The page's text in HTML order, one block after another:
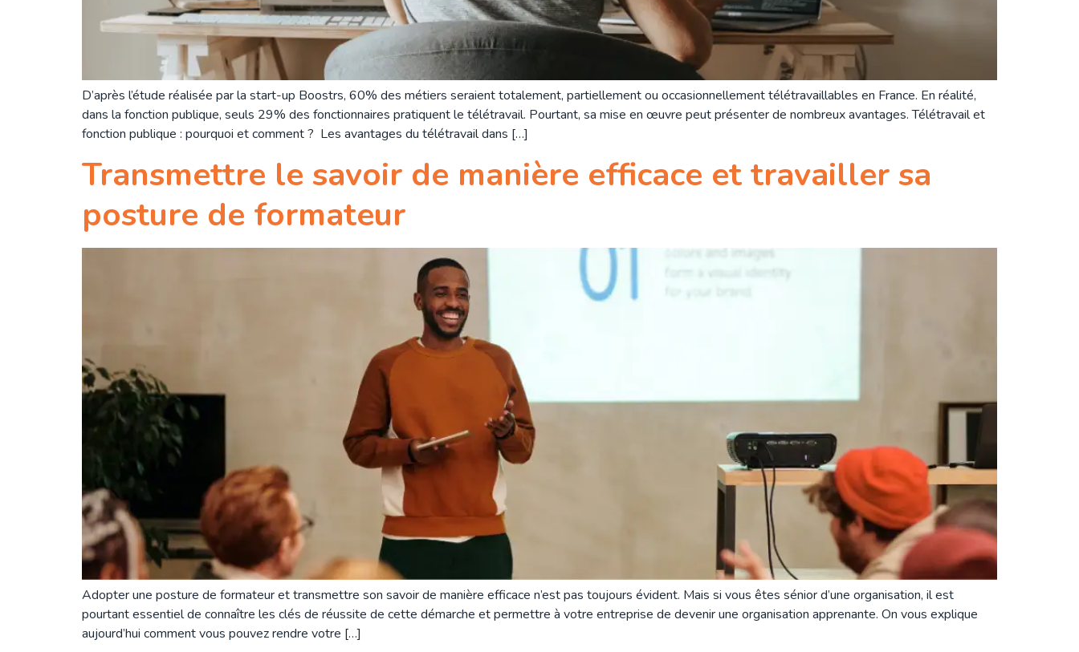
D’après l’étude réalisée par la start-up Boostrs, 60% des métiers seraient totalement, partiellement ou occasionnellement télétravaillables en France. En réalité,
dans la fonction publique, seuls 29% des fonctionnaires pratiquent le télétravail. Pourtant, sa mise en œuvre peut présenter de nombreux avantages. Télétravail et
fonction publique : pourquoi et comment ? Les avantages du télétravail dans […]
Transmettre le savoir de manière efficace et travailler sa
posture de formateur
Adopter une posture de formateur et transmettre son savoir de manière efficace n’est pas toujours évident. Mais si vous êtes sénior d’une organisation, il est
pourtant essentiel de connaître les clés de réussite de cette démarche et permettre à votre entreprise de devenir une organisation apprenante. On vous explique
aujourd’hui comment vous pouvez rendre votre […]